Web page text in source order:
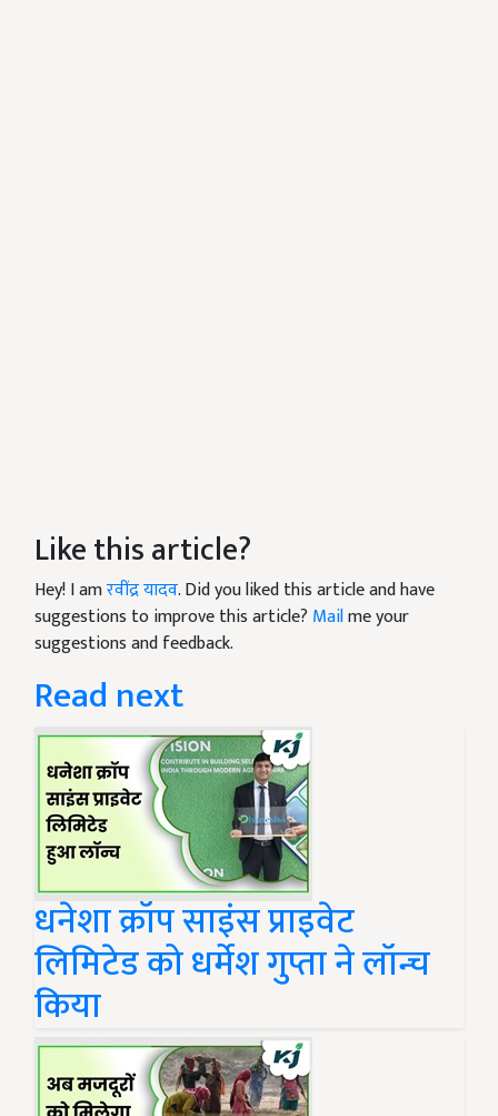
Like this article?
Hey! I amरवींद्र यादव. Did you liked this article and have
suggestions to improve this article? Mailme your
suggestions and feedback.
Read next
धनेशा क्रॉप साइंस प्राइवेट
लिमिटेड को धर्मेश गुप्ता ने लॉन्च
किया